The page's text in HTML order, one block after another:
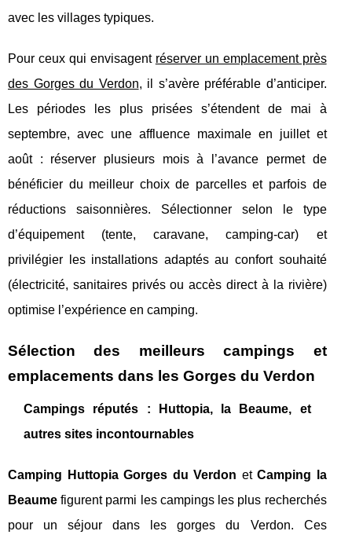
avec les villages typiques.
Pour ceux qui envisagent réserver un emplacement près
des Gorges du Verdon, il s’avère préférable d’anticiper.
Les périodes les plus prisées s’étendent de mai à
septembre, avec une affluence maximale en juillet et
août : réserver plusieurs mois à l’avance permet de
bénéficier du meilleur choix de parcelles et parfois de
réductions saisonnières. Sélectionner selon le type
d’équipement (tente, caravane, camping-car) et
privilégier les installations adaptés au confort souhaité
(électricité, sanitaires privés ou accès direct à la rivière)
optimise l’expérience en camping.
Sélection des meilleurs campings et
emplacements dans les Gorges du Verdon
Campings réputés : Huttopia, la Beaume, et
autres sites incontournables
Camping Huttopia Gorges du Verdon etCamping la
Beaume figurent parmi les campings les plus recherchés
pour un séjour dans les gorges du Verdon. Ces